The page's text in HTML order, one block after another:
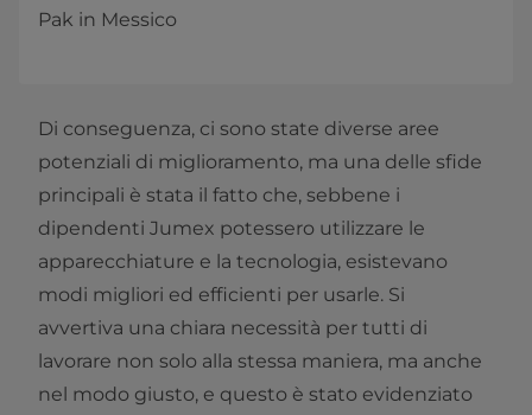
Pak in Messico
Di conseguenza, ci sono state diverse aree
potenziali di miglioramento, ma una delle sfide
principali è stata il fatto che, sebbene i
dipendenti Jumex potessero utilizzare le
apparecchiature e la tecnologia, esistevano
modi migliori ed efficienti per usarle. Si
avvertiva una chiara necessità per tutti di
lavorare non solo alla stessa maniera, ma anche
nel modo giusto, e questo è stato evidenziato